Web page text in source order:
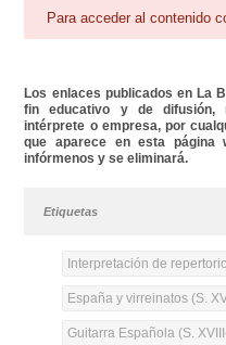
Para acceder al contenido
Los enlaces publicados en La
fin educativo y de difusión,
intérprete o empresa, por
que aparece en esta página
infórmenos y se eliminará.
Etiquetas
Interpretación de
España y virreinatos (S.
Guitarra Española (S.